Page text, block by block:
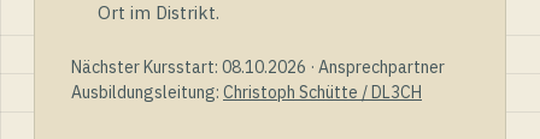
Ort im Distrikt.
Nächster Kursstart: 08.10.2026 · Ansprechpartner
Ausbildungsleitung: Christoph Schütte / DL3CH